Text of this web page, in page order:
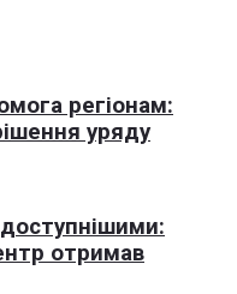
регіонам:
уряду
отримав